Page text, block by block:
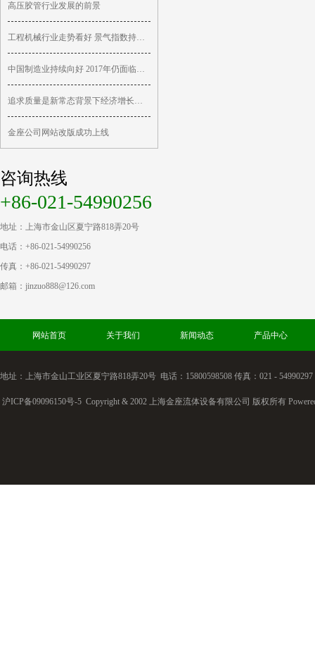
高压胶管行业发展的前景
工程机械行业走势看好 景气指数持续回升
中国制造业持续向好 2017年仍面临重重挑战
追求质量是新常态背景下经济增长的关键
金座公司网站改版成功上线
咨询热线
+86-021-54990256
地址：上海市金山区夏宁路818弄20号
电话：+86-021-54990256
传真：+86-021-54990297
邮箱：jinzuo888@126.com
网站首页 关于我们 新闻动态 产品中心
地址：上海市金山工业区夏宁路818弄20号 电话：15800598508 传真：021 - 54990297
沪ICP备09096150号-5 Copyright & 2002 上海金座流体设备有限公司 版权所有